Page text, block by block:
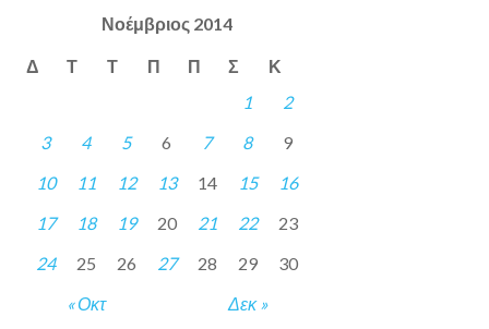
Νοέμβριος 2014
Δ Τ Τ Π Π Σ Κ
« Οκτ Δεκ »
1
2
3
4 5 6 7 8
9
10
11 12 13 14 15
16
17
18 19 20 21 22
23
24
25 26 27 28 29 30